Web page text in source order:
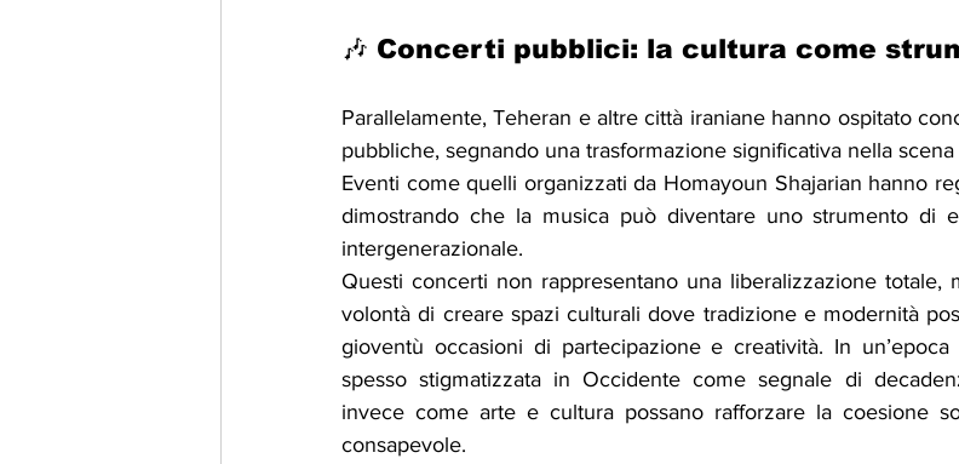
🎶 Concerti pubblici: la cultura come
Parallelamente, Teheran e altre città iraniane hanno ospitato
pubbliche, segnando una trasformazione significativa nella
Eventi come quelli organizzati da Homayoun Shajarian hanno
dimostrando che la musica può diventare uno strumento di
intergenerazionale.
Questi concerti non rappresentano una liberalizzazione totale,
volontà di creare spazi culturali dove tradizione e modernità
gioventù occasioni di partecipazione e creatività. In
spesso stigmatizzata in Occidente come segnale di
invece come arte e cultura possano rafforzare la coesione
consapevole.